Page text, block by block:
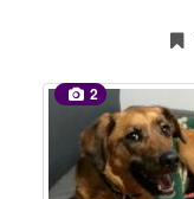
2